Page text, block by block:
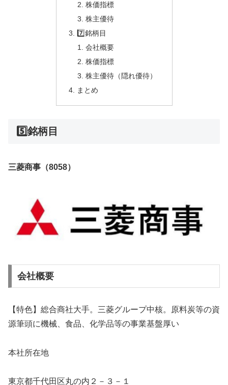
株価指標
株主優待
7️⃣銘柄目
会社概要
株価指標
株主優待（隠れ優待）
まとめ
5️⃣銘柄目
三菱商事（8058）
会社概要
【特色】総合商社大手。三菱グループ中核。原料炭等の資
源筆頭に機械、食品、化学品等の事業基盤厚い
本社所在地
東京都千代田区丸の内２－３－１